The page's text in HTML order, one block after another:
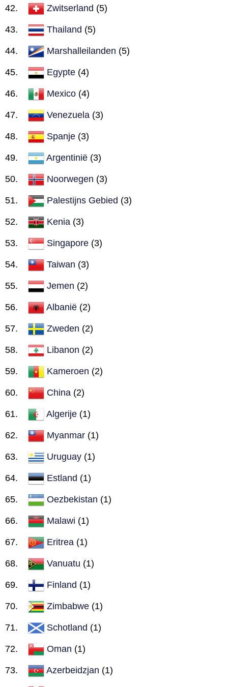
Zwitserland (5)
Thailand (5)
Marshalleilanden (5)
Egypte (4)
Mexico (4)
Venezuela (3)
Spanje (3)
Argentinië (3)
Noorwegen (3)
Palestijns Gebied (3)
Kenia (3)
Singapore (3)
Taiwan (3)
Jemen (2)
Albanië (2)
Zweden (2)
Libanon (2)
Kameroen (2)
China (2)
Algerije (1)
Myanmar (1)
Uruguay (1)
Estland (1)
Oezbekistan (1)
Malawi (1)
Eritrea (1)
Vanuatu (1)
Finland (1)
Zimbabwe (1)
Schotland (1)
Oman (1)
Azerbeidzjan (1)